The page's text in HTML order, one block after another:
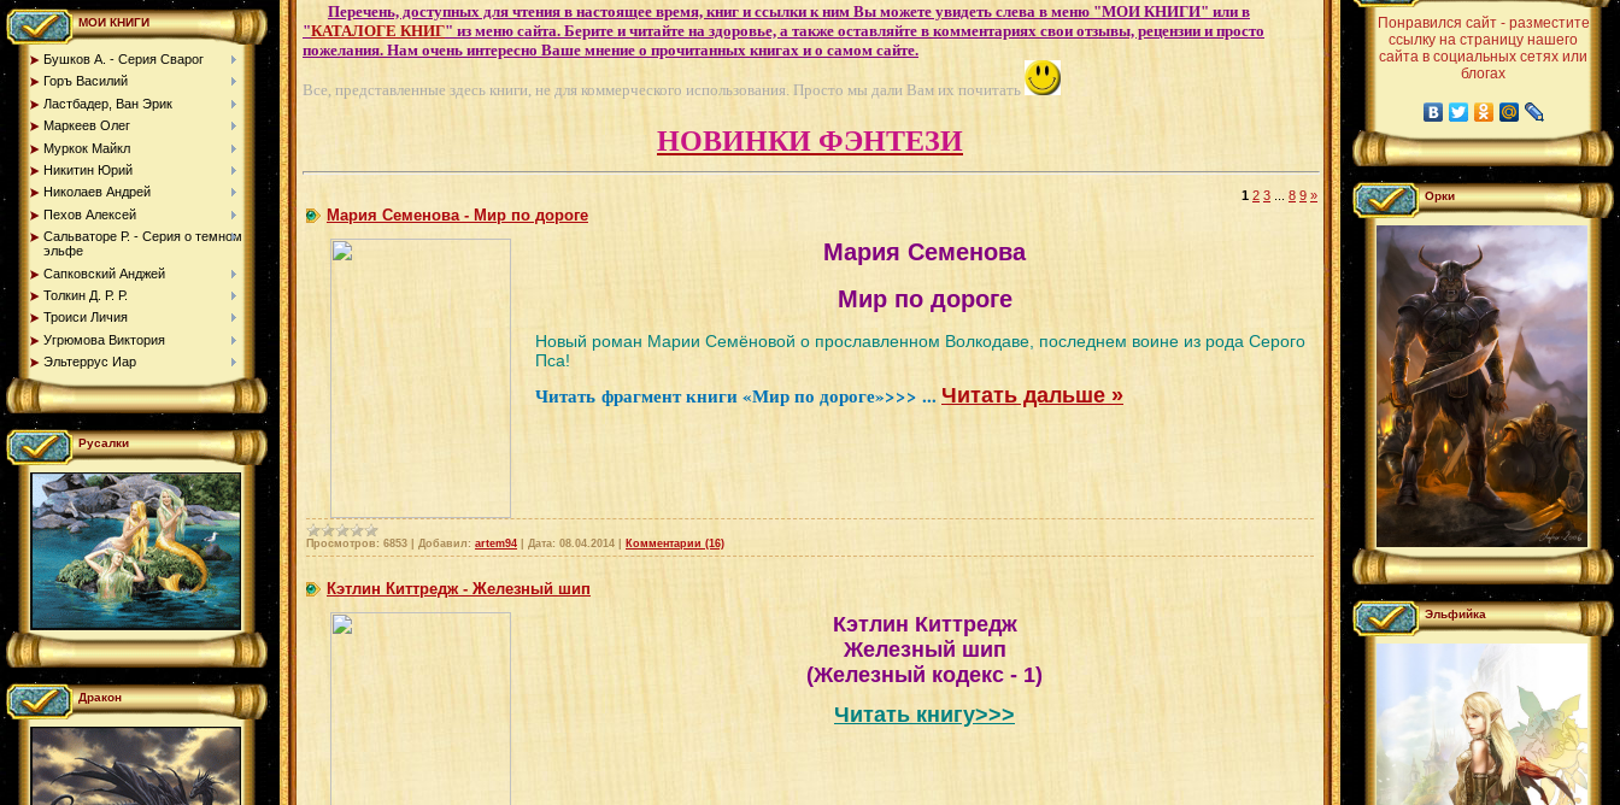
МОИ КНИГИ
Бушков А. - Серия Сварог
Горъ Василий
Ластбадер, Ван Эрик
Маркеев Олег
Муркок Майкл
Никитин Юрий
Николаев Андрей
Пехов Алексей
Сальваторе Р. - Серия о темном
эльфе
Сапковский Анджей
Толкин Д. Р. Р.
Троиси Личия
Угрюмова Виктория
Эльтеррус Иар
Русалки
Дракон
Перечень, доступных для чтения в настоящее время, книг и ссылки к ним Вы можете увидеть слева в меню "МОИ КНИГИ" или в
"КАТАЛОГЕ КНИГ" из меню сайта. Берите и читайте на здоровье, а также оставляйте в комментариях свои отзывы, рецензии и просто
пожелания. Нам очень интересно Ваше мнение о прочитанных книгах и о самом сайте.
Все, представленные здесь книги, не для коммерческого использования. Просто мы дали Вам их почитать
НОВИНКИ ФЭНТЕЗИ
1 2 3 8 9 »
Мария Семенова - Мир по дороге
Мария Семенова
Мир по дороге
Новый роман Марии Семёновой о прославленном Волкодаве, последнем воине из рода Серого
Пса!
Читать фрагмент книги «Мир по дороге»>>> ... Читать дальше »
Просмотров: 6853 Добавил: artem94 Дата: 08.04.2014 Комментарии (16)
Кэтлин Киттредж - Железный шип
Кэтлин Киттредж
Железный шип
(Железный кодекс - 1)
Читать книгу>>>
Понравился сайт - разместите
ссылку на страницу нашего
сайта в социальных сетях или
блогах
Орки
Эльфийка